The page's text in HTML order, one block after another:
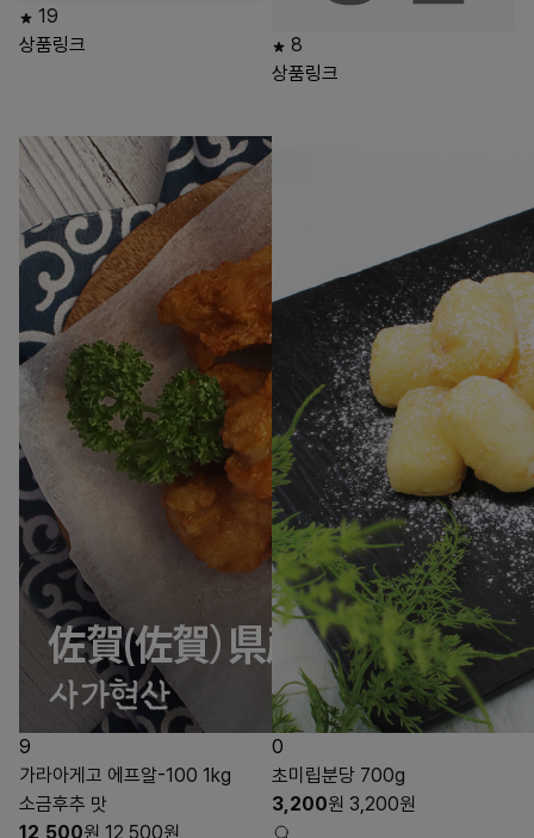
19
상품링크
8
상품링크
9
가라아게고 에프알-100 1kg
소금후추 맛
12,500원 12,500원
0
초미립분당 700g
3,200원 3,200원